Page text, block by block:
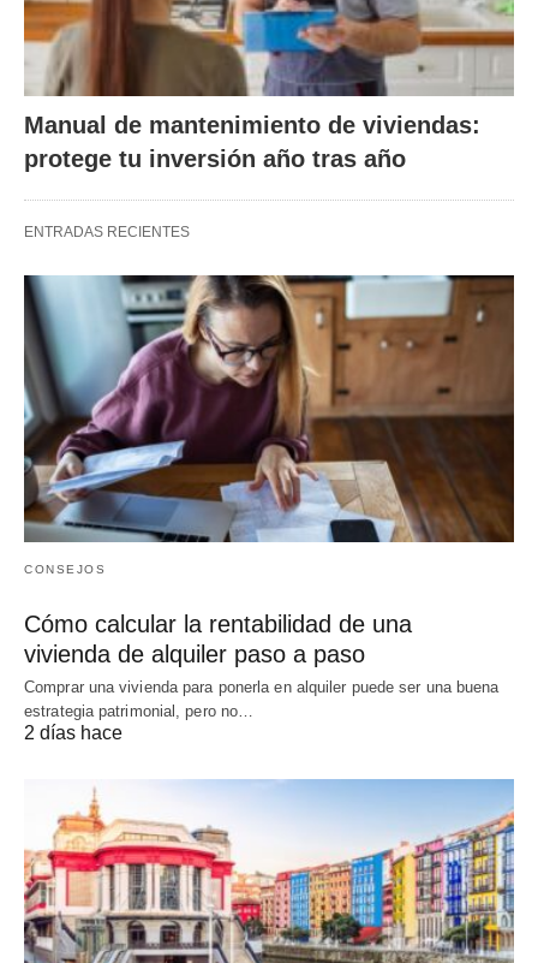
Manual de mantenimiento de viviendas:
protege tu inversión año tras año
ENTRADAS RECIENTES
CONSEJOS
Cómo calcular la rentabilidad de una
vivienda de alquiler paso a paso
Comprar una vivienda para ponerla en alquiler puede ser una buena
estrategia patrimonial, pero no…
2 días hace